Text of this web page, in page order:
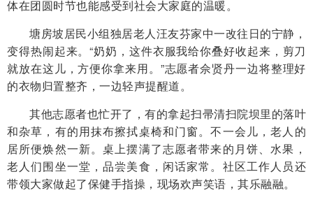
体在团圆时节也能感受到社会大家庭的温暖。
塘房坡居民小组独居老人汪友芬家中一改往日的宁静，
变得热闹起来。“奶奶，这件衣服我给你叠好收起来，剪刀
就放在这儿，方便你拿来用。”志愿者佘贤丹一边将整理好
的衣物归置整齐，一边轻声提醒道。
其他志愿者也忙开了，有的拿起扫帚清扫院坝里的落叶
和杂草，有的用抹布擦拭桌椅和门窗。不一会儿，老人的
居所便焕然一新。桌上摆满了志愿者带来的月饼、水果，
老人们围坐一堂，品尝美食，闲话家常。社区工作人员还
带领大家做起了保健手指操，现场欢声笑语，其乐融融。